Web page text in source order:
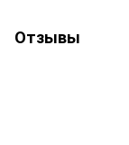
Отзывы